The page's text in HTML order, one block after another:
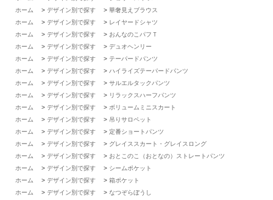
ホーム
> デザイン別で探す > 華奢見えブラウス
ホーム
> デザイン別で探す > レイヤードシャツ
ホーム
> デザイン別で探す > おんなのこパフＴ
ホーム
> デザイン別で探す > デュオヘンリー
ホーム
> デザイン別で探す > テーパードパンツ
ホーム
> デザイン別で探す > ハイライズテーパードパンツ
ホーム
> デザイン別で探す > サルエルタックパンツ
ホーム
> デザイン別で探す > リラックスハーフパンツ
ホーム
> デザイン別で探す > ボリュームミニスカート
ホーム
> デザイン別で探す > 吊りサロペット
ホーム
> デザイン別で探す > 定番ショートパンツ
ホーム
> デザイン別で探す > グレイススカート・グレイスロング
ホーム
> デザイン別で探す > おとこのこ（おとなの）ストレートパンツ
ホーム
> デザイン別で探す > シームポケット
ホーム
> デザイン別で探す > 箱ポケット
ホーム
> デザイン別で探す > なつぞらぼうし